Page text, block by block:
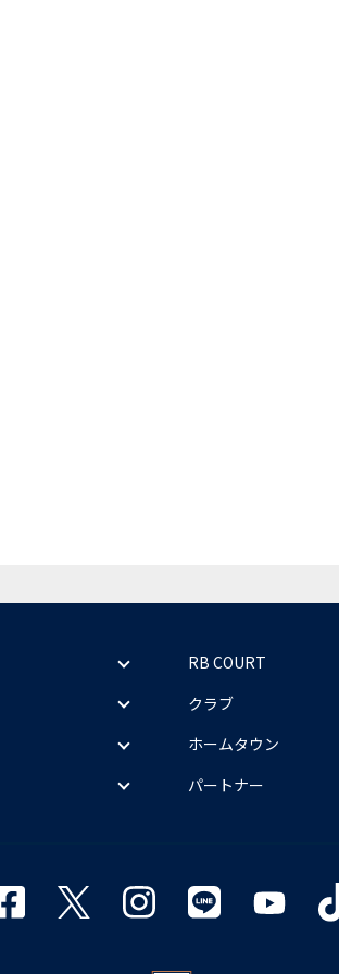
RB COURT
クラブ
ホームタウン
パートナー